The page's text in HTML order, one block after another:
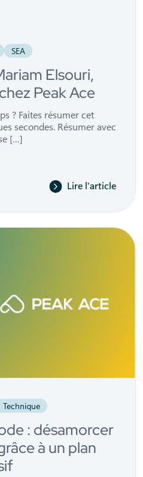
SEA
Elsouri,
Peak Ace
? Faites résumer cet
secondes. Résumer avec
[…]
Lire l'article
Technique
: désamorcer
à un plan